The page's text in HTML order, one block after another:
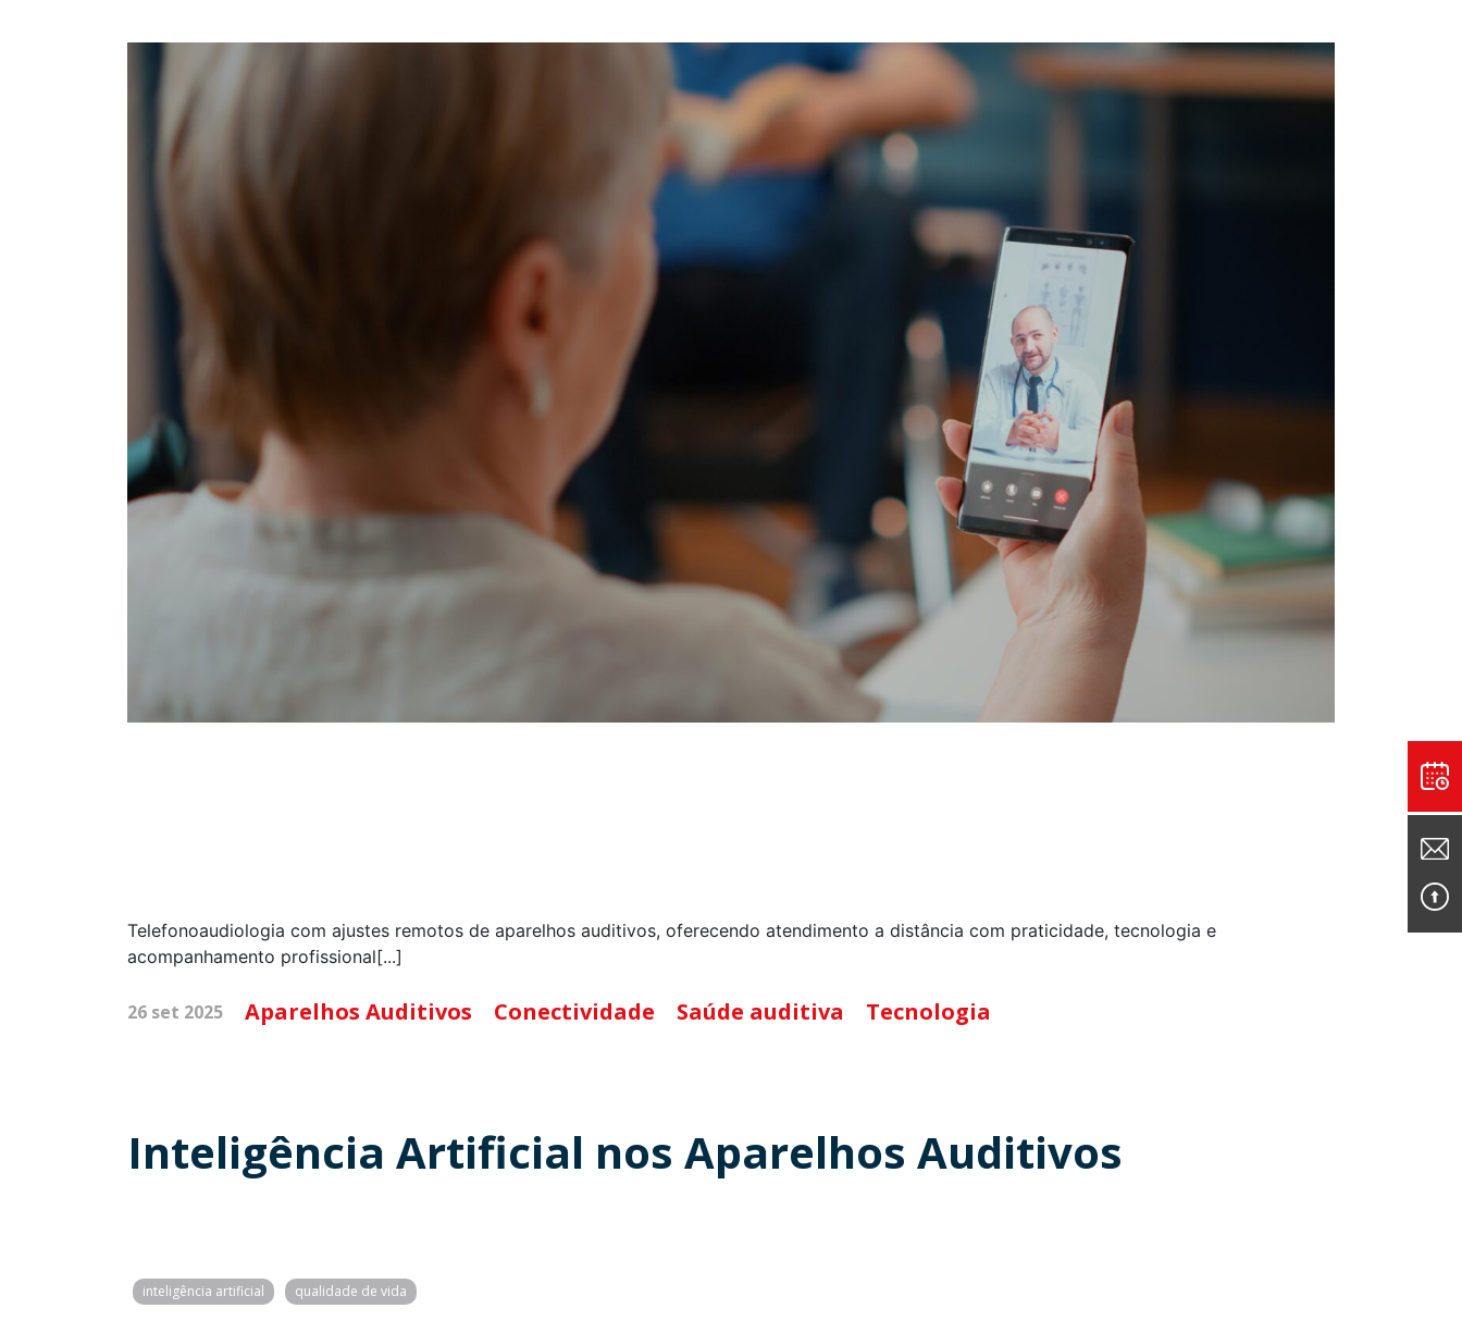
Telefonoaudiologia com ajustes remotos de aparelhos auditivos, oferecendo atendimento a distância com praticidade, tecnologia e
acompanhamento profissional[...]
26 set 2025 Aparelhos Auditivos Conectividade Saúde auditiva Tecnologia
Inteligência Artificial nos Aparelhos Auditivos
inteligência artificial qualidade de vida